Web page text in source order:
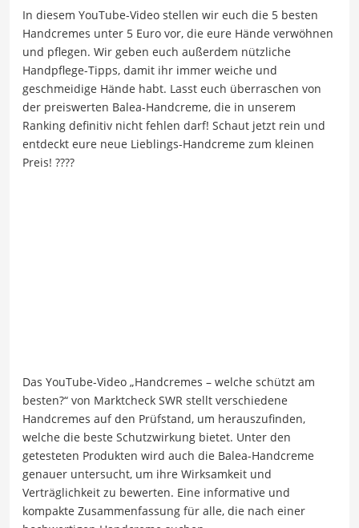
In diesem YouTube-Video stellen wir euch die 5 besten
Handcremes unter 5 Euro vor, die eure Hände verwöhnen
und pflegen. Wir geben euch außerdem nützliche
Handpflege-Tipps, damit ihr immer weiche und
geschmeidige Hände habt. Lasst euch überraschen von
der preiswerten Balea-Handcreme, die in unserem
Ranking definitiv nicht fehlen darf! Schaut jetzt rein und
entdeckt eure neue Lieblings-Handcreme zum kleinen
Preis! ????
Das YouTube-Video „Handcremes – welche schützt am
besten?“ von Marktcheck SWR stellt verschiedene
Handcremes auf den Prüfstand, um herauszufinden,
welche die beste Schutzwirkung bietet. Unter den
getesteten Produkten wird auch die Balea-Handcreme
genauer untersucht, um ihre Wirksamkeit und
Verträglichkeit zu bewerten. Eine informative und
kompakte Zusammenfassung für alle, die nach einer